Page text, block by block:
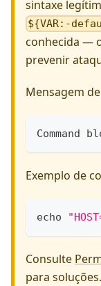
sintaxe
${VAR:-
conhecida —
prevenir
Mensagem
Command
Exemplo de
echo
Consulte
para soluções.